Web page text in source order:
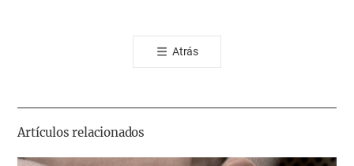
톡
공
기
Atrás
Artículos relacionados